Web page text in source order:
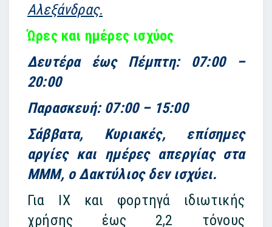
Αλεξάνδρας.
Ώρες και ημέρες ισχύος
Δευτέρα έως Πέμπτη: 07:00 –
20:00
Παρασκευή: 07:00 – 15:00
Σάββατα, Κυριακές, επίσημες
αργίες και ημέρες απεργίας στα
ΜΜΜ, ο Δακτύλιος δεν ισχύει.
Για ΙΧ και φορτηγά ιδιωτικής
χρήσης έως 2,2 τόνους